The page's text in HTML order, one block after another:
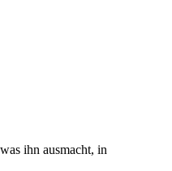
ihn ausmacht, in